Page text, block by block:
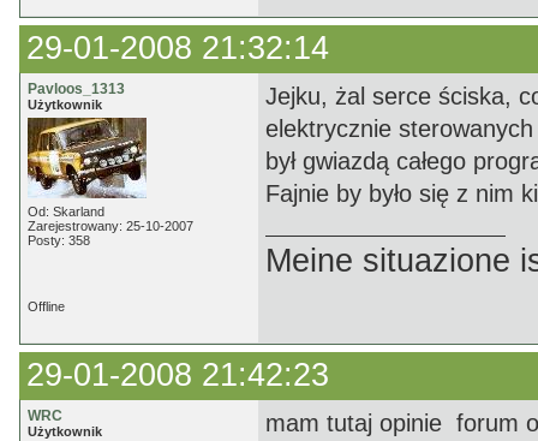
29-01-2008 21:32:14
Pavloos_1313
Użytkownik
Od: Skarland
Zarejestrowany: 25-10-2007
Posty: 358
Jejku, żal serce ściska,
elektrycznie
był gwiazdą całego
Fajnie by było się z nim
Meine situazione
Offline
29-01-2008 21:42:23
WRC
Użytkownik
mam tutaj opinie forum